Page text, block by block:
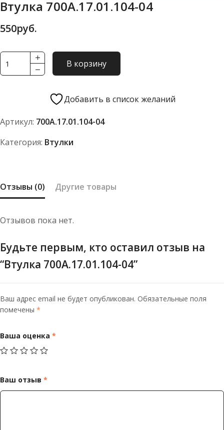
Втулка 700А.17.01.104-04
550руб.
Количество
товара
700А.17.01.104-
В корзину
Добавить в список желаний
Артикул: 700А.17.01.104-04
Категория: Втулки
Отзывы (0) Другие товары
Отзывов пока нет.
Будьте первым, кто оставил отзыв на
“Втулка 700А.17.01.104-04”
Ваш адрес email не будет опубликован. Обязательные поля
помечены *
Ваша оценка *
Ваш отзыв *